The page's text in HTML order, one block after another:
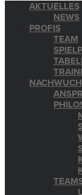
AKTUELLES
NEWS
PROFIS
TEAM